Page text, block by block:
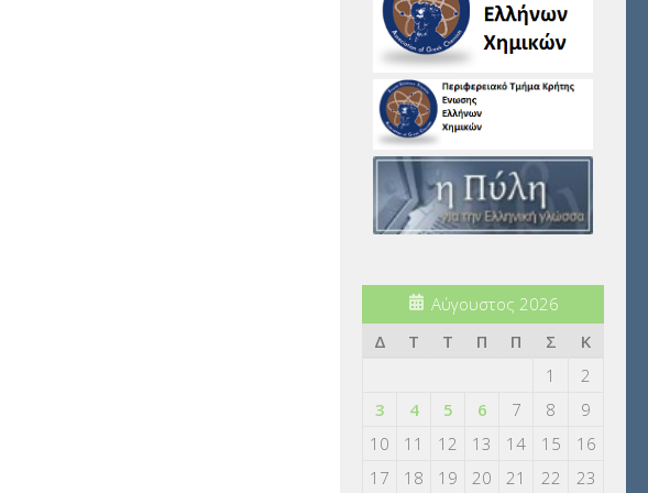
Αύγουστος 2026
Δ
Τ Τ Π Π Σ
Κ
1
2
3
4 5 6 7 8
9
10
11 12 13 14 15
16
17
18 19 20 21 22 23